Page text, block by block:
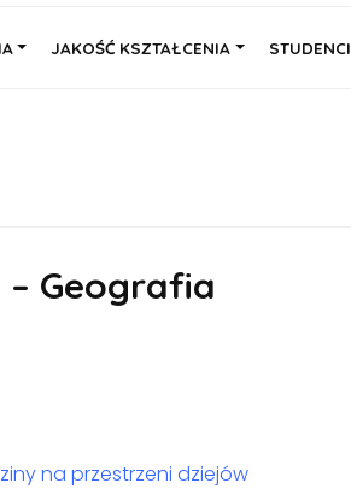
JAKOŚĆ KSZTAŁCENIA STUDENCI
Geografia
na przestrzeni dziejów